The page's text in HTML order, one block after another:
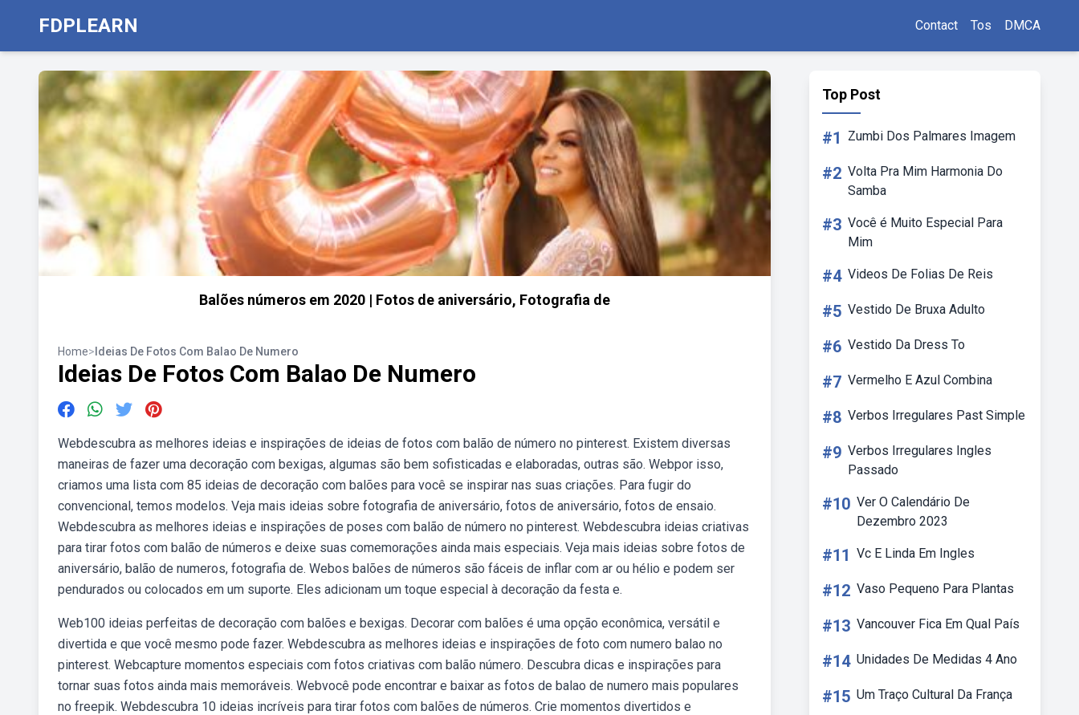
FDPLEARN Contact Tos DMCA
Balões números em 2020 | Fotos de aniversário, Fotografia de
Home> Ideias De Fotos Com Balao De Numero
Ideias De Fotos Com Balao De Numero
Webdescubra as melhores ideias e inspirações de ideias de fotos com balão de número no pinterest. Existem diversas
maneiras de fazer uma decoração com bexigas, algumas são bem sofisticadas e elaboradas, outras são. Webpor isso,
criamos uma lista com 85 ideias de decoração com balões para você se inspirar nas suas criações. Para fugir do
convencional, temos modelos. Veja mais ideias sobre fotografia de aniversário, fotos de aniversário, fotos de ensaio.
Webdescubra as melhores ideias e inspirações de poses com balão de número no pinterest. Webdescubra ideias criativas
para tirar fotos com balão de números e deixe suas comemorações ainda mais especiais. Veja mais ideias sobre fotos de
aniversário, balão de numeros, fotografia de. Webos balões de números são fáceis de inflar com ar ou hélio e podem ser
pendurados ou colocados em um suporte. Eles adicionam um toque especial à decoração da festa e.
Web100 ideias perfeitas de decoração com balões e bexigas. Decorar com balões é uma opção econômica, versátil e
divertida e que você mesmo pode fazer. Webdescubra as melhores ideias e inspirações de foto com numero balao no
pinterest. Webcapture momentos especiais com fotos criativas com balão número. Descubra dicas e inspirações para
tornar suas fotos ainda mais memoráveis. Webvocê pode encontrar e baixar as fotos de balao de numero mais populares
no freepik. Webdescubra 10 ideias incríveis para tirar fotos com balões de números. Crie momentos divertidos e
Top Post
#1 Zumbi Dos Palmares Imagem
#2 Volta Pra Mim Harmonia Do
Samba
#3 Você é Muito Especial Para
Mim
#4 Videos De Folias De Reis
#5 Vestido De Bruxa Adulto
#6 Vestido Da Dress To
#7 Vermelho E Azul Combina
#8 Verbos Irregulares Past Simple
#9 Verbos Irregulares Ingles
Passado
#10 Ver O Calendário De
Dezembro 2023
#11 Vc E Linda Em Ingles
#12 Vaso Pequeno Para Plantas
#13 Vancouver Fica Em Qual País
#14 Unidades De Medidas 4 Ano
#15 Um Traço Cultural Da França